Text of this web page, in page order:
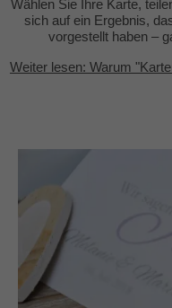
Wählen Sie Ihre Karte,
sich auf ein Ergebnis,
vorgestellt haben –
Weiter lesen: Warum